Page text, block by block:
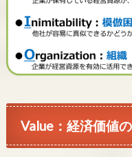
Value：経済価値